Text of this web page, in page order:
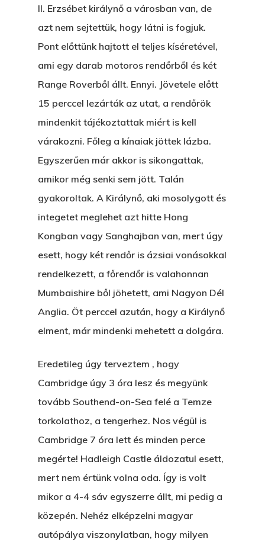
II. Erzsébet királynő a városban van, de
azt nem sejtettük, hogy látni is fogjuk.
Pont előttünk hajtott el teljes kíséretével,
ami egy darab motoros rendőrből és két
Range Roverből állt. Ennyi. Jövetele előtt
15 perccel lezárták az utat, a rendőrök
mindenkit tájékoztattak miért is kell
várakozni. Főleg a kínaiak jöttek lázba.
Egyszerűen már akkor is sikongattak,
amikor még senki sem jött. Talán
gyakoroltak. A Királynő, aki mosolygott és
integetet meglehet azt hitte Hong
Kongban vagy Sanghajban van, mert úgy
esett, hogy két rendőr is ázsiai vonásokkal
rendelkezett, a főrendőr is valahonnan
Mumbaishire ből jöhetett, ami Nagyon Dél
Anglia. Öt perccel azután, hogy a Királynő
elment, már mindenki mehetett a dolgára.
Eredetileg úgy terveztem , hogy
Cambridge úgy 3 óra lesz és megyünk
tovább Southend-on-Sea felé a Temze
torkolathoz, a tengerhez. Nos végül is
Cambridge 7 óra lett és minden perce
megérte! Hadleigh Castle áldozatul esett,
mert nem értünk volna oda. Így is volt
mikor a 4-4 sáv egyszerre állt, mi pedig a
közepén. Nehéz elképzelni magyar
autópálya viszonylatban, hogy milyen